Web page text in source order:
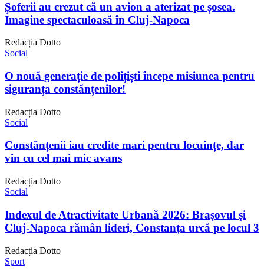
Șoferii au crezut că un avion a aterizat pe șosea.
Imagine spectaculoasă în Cluj-Napoca
Redacția Dotto
Social
O nouă generație de polițiști începe misiunea pentru
siguranța constănțenilor!
Redacția Dotto
Social
Constănțenii iau credite mari pentru locuințe, dar
vin cu cel mai mic avans
Redacția Dotto
Social
Indexul de Atractivitate Urbană 2026: Brașovul și
Cluj-Napoca rămân lideri, Constanța urcă pe locul 3
Redacția Dotto
Sport